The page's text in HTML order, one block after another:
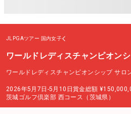
JLPGAツアー 国内女子
ワールドレディスチャンピオン
ワールドレディスチャンピオンシップ サロ
2026年5月7日-5月10日賞金総額
茨城ゴルフ倶楽部 西コース（茨城県）